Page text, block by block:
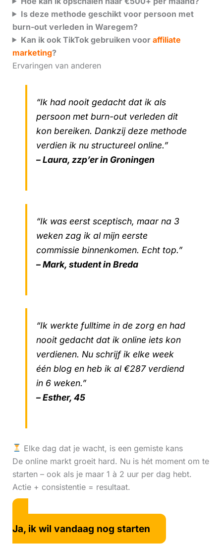
Is deze methode geschikt voor persoon met
burn-out verleden in Waregem?
Kan ik ook TikTok gebruiken voor affiliate
marketing?
Ervaringen van anderen
“Ik had nooit gedacht dat ik als
persoon met burn-out verleden dit
kon bereiken. Dankzij deze methode
verdien ik nu structureel online.”
– Laura, zzp’er in Groningen
“Ik was eerst sceptisch, maar na 3
weken zag ik al mijn eerste
commissie binnenkomen. Echt top.”
– Mark, student in Breda
“Ik werkte fulltime in de zorg en had
nooit gedacht dat ik online iets kon
verdienen. Nu schrijf ik elke week
één blog en heb ik al €287 verdiend
in 6 weken.”
– Esther, 45
Elke dag dat je wacht, is een gemiste kans
De online markt groeit hard. Nu is hét moment om te
starten – ook als je maar 1 à 2 uur per dag hebt.
Actie + consistentie = resultaat.
Ja, ik wil vandaag nog starten